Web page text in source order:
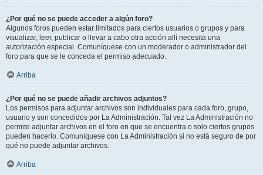
¿Por qué no se puede acceder a algún foro?
Algunos foros pueden estar limitados para ciertos usuarios o grupos y para
visualizar, leer, publicar o llevar a cabo otra acción allí necesita una
autorización especial. Comuníquese con un moderador o administrador del
foro para que se le conceda el permiso adecuado.
Arriba
¿Por qué no se puede añadir archivos adjuntos?
Los permisos para adjuntar archivos son individuales para cada foro, grupo,
usuario y son concedidos por La Administración. Tal vez La Administración no
permite adjuntar archivos en el foro en que se encuentra o solo ciertos grupos
pueden hacerlo. Comuníquese con La Administración si no está seguro de por
qué no puede adjuntar archivos.
Arriba